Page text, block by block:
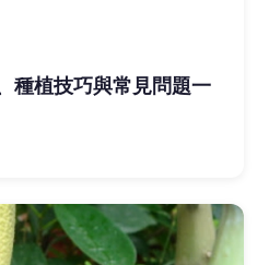
種植技巧與常見問題一